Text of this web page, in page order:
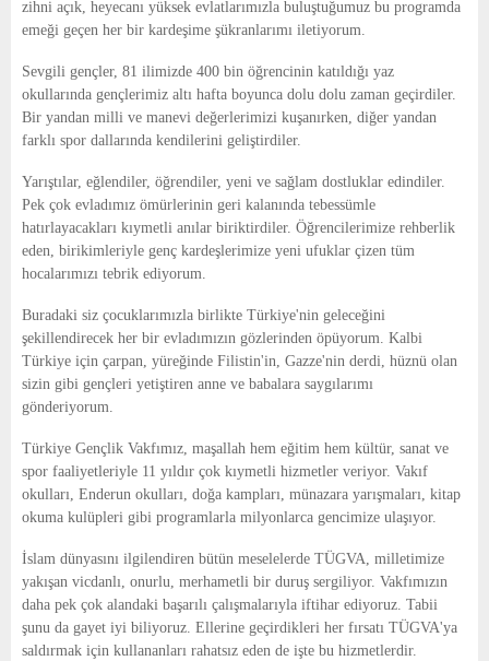
zihni açık, heyecanı yüksek evlatlarımızla buluştuğumuz bu programda
emeği geçen her bir kardeşime şükranlarımı iletiyorum.
Sevgili gençler, 81 ilimizde 400 bin öğrencinin katıldığı yaz
okullarında gençlerimiz altı hafta boyunca dolu dolu zaman geçirdiler.
Bir yandan milli ve manevi değerlerimizi kuşanırken, diğer yandan
farklı spor dallarında kendilerini geliştirdiler.
Yarıştılar, eğlendiler, öğrendiler, yeni ve sağlam dostluklar edindiler.
Pek çok evladımız ömürlerinin geri kalanında tebessümle
hatırlayacakları kıymetli anılar biriktirdiler. Öğrencilerimize rehberlik
eden, birikimleriyle genç kardeşlerimize yeni ufuklar çizen tüm
hocalarımızı tebrik ediyorum.
Buradaki siz çocuklarımızla birlikte Türkiye'nin geleceğini
şekillendirecek her bir evladımızın gözlerinden öpüyorum. Kalbi
Türkiye için çarpan, yüreğinde Filistin'in, Gazze'nin derdi, hüznü olan
sizin gibi gençleri yetiştiren anne ve babalara saygılarımı
gönderiyorum.
Türkiye Gençlik Vakfımız, maşallah hem eğitim hem kültür, sanat ve
spor faaliyetleriyle 11 yıldır çok kıymetli hizmetler veriyor. Vakıf
okulları, Enderun okulları, doğa kampları, münazara yarışmaları, kitap
okuma kulüpleri gibi programlarla milyonlarca gencimize ulaşıyor.
İslam dünyasını ilgilendiren bütün meselelerde TÜGVA, milletimize
yakışan vicdanlı, onurlu, merhametli bir duruş sergiliyor. Vakfımızın
daha pek çok alandaki başarılı çalışmalarıyla iftihar ediyoruz. Tabii
şunu da gayet iyi biliyoruz. Ellerine geçirdikleri her fırsatı TÜGVA'ya
saldırmak için kullananları rahatsız eden de işte bu hizmetlerdir.